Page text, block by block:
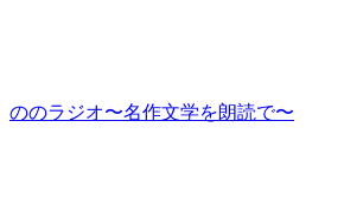
ののラジオ〜名作文学を朗読で〜